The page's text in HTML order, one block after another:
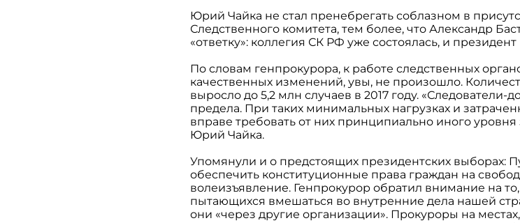
Юрий Чайка не стал пренебрегать соблазном в
Следственного комитета, тем более, что Александр
«ответку»: коллегия СК РФ уже состоялась, и
По словам генпрокурора, к работе следственных
качественных изменений, увы, не произошло.
выросло до 5,2 млн случаев в 2017 году.
предела. При таких минимальных нагрузках и
вправе требовать от них принципиально иного уровня
Юрий Чайка.
Упомянули и о предстоящих президентских выборах:
обеспечить конституционные права граждан на
волеизъявление. Генпрокурор обратил внимание на
пытающихся вмешаться во внутренние дела нашей
они «через другие организации». Прокуроры на